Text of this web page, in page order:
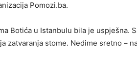
Pomozi.ba.
Botića u Istanbulu bila je uspješna.
zatvaranja stome. Nedime sretno –